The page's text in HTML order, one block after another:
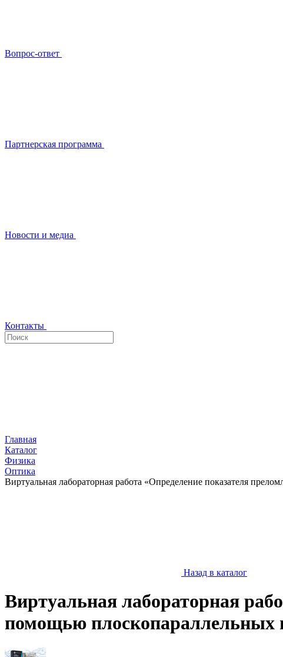
Вопрос-ответ
Партнерская программа
Новости и медиа
Контакты
Главная
Каталог
Физика
Оптика
Виртуальная лабораторная работа «Определение показателя
Назад в каталог
Виртуальная лабораторная
помощью плоскопараллельных